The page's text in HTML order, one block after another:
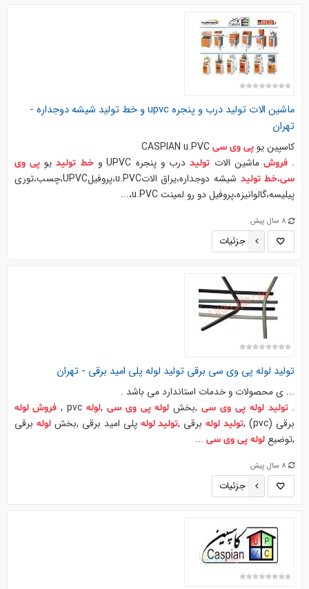
ماشین الات تولید درب و پنجره upvc و خط تولید شیشه دوجداره -
تهران
كاسپين يو پی وی سیCASPIAN u.PVC
. فروشماشین الات تولیددرب و پنجره UPVC و خط تولیديوپی وی
سی،خط تولید
شیشه دوجداره،يراق الاتu.PVC،پروفيلUPVC،چسب،توري
پيليسه،گالوانيزه،پروفيل دو رو لمينت u.PVC،...
8 سال پیش
جزئیات
تولید لوله پی وی سی برقی تولید لولهپلی امید برقی - تهران
... ي محصولات و خدمات استاندارد مي باشد .
.تولید لوله پی وی سی,بخش لوله پی وی سی ,لولهpvc , فروش لوله
برقی (pvc) , تولید لولهبرقی ,تولید لوله پلی امید برقی ,بخشلوله برقی
,توضيع لوله پی وی سی...
8 سال پیش
جزئیات